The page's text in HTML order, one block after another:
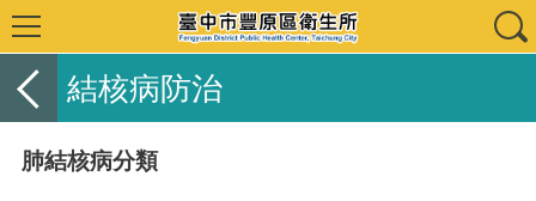
結核病防治
肺結核病分類